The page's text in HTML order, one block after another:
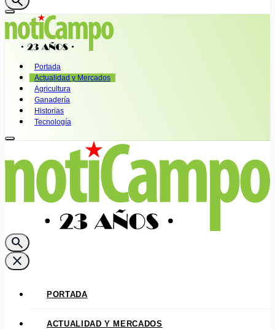
Portada
Actualidad y Mercados
Agricultura
Ganadería
Historias
Tecnología
search
close
PORTADA
ACTUALIDAD Y MERCADOS